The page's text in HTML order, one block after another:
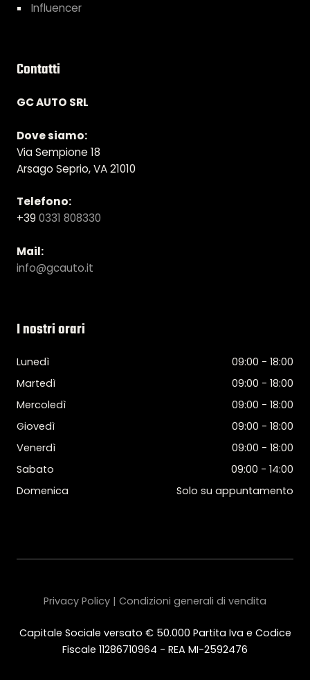
Influencer
Contatti
GC AUTO SRL
Dove siamo:
Via Sempione 18
Arsago Seprio, VA 21010
Telefono:
+39 0331 808330
Mail:
info@gcauto.it
I nostri orari
Lunedì
09:00 - 18:00
Martedì
09:00 - 18:00
Mercoledì
09:00 - 18:00
Giovedì
09:00 - 18:00
Venerdì
09:00 - 18:00
Sabato
09:00 - 14:00
Domenica
Solo su appuntamento
Capitale Sociale versato € 50.000 Partita Iva e Codice
Fiscale 11286710964 - REA MI-2592476
Privacy Policy | Condizioni generali di vendita